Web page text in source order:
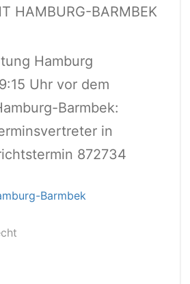
HAMBURG-BARMBEK
Hamburg
Uhr vor dem
Barmbek:
in
872734
Barmbek